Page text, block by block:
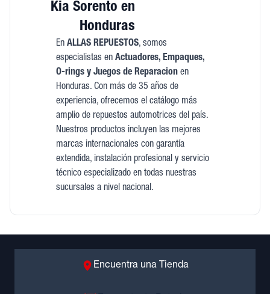
Kia Sorento en
Honduras
En ALLAS REPUESTOS, somos
especialistas en Actuadores, Empaques,
O-rings y Juegos de Reparacionen
Honduras. Con más de 35 años de
experiencia, ofrecemos el catálogo más
amplio de repuestos automotrices del país.
Nuestros productos incluyen las mejores
marcas internacionales con garantía
extendida, instalación profesional y servicio
técnico especializado en todas nuestras
sucursales a nivel nacional.
Encuentra una Tienda